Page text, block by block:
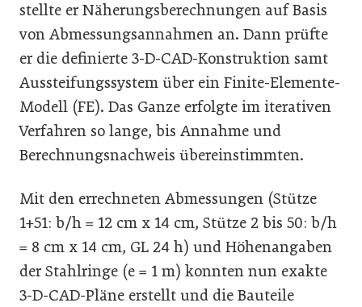
stellte er Näherungsberechnungen auf Basis
von Abmessungsannahmen an. Dann prüfte
er die definierte 3-D-CAD-Konstruktion samt
Aussteifungssystem über ein Finite-Elemente-
Modell (FE). Das Ganze erfolgte im iterativen
Verfahren so lange, bis Annahme und
Berechnungsnachweis übereinstimmten.
Mit den errechneten Abmessungen (Stütze
1+51: b/h = 12 cm x 14 cm, Stütze 2 bis 50: b/h
= 8 cm x 14 cm, GL 24 h) und Höhenangaben
der Stahlringe (e = 1 m) konnten nun exakte
3-D-CAD-Pläne erstellt und die Bauteile